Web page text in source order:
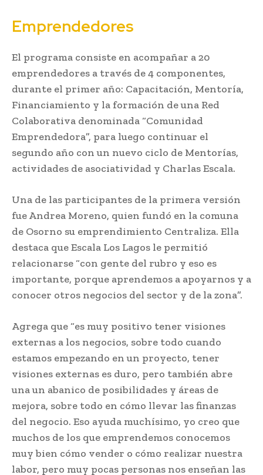
Emprendedores
El programa consiste en acompañar a 20
emprendedores a través de 4 componentes,
durante el primer año: Capacitación, Mentoría,
Financiamiento y la formación de una Red
Colaborativa denominada “Comunidad
Emprendedora”, para luego continuar el
segundo año con un nuevo ciclo de Mentorías,
actividades de asociatividad y Charlas Escala.
Una de las participantes de la primera versión
fue Andrea Moreno, quien fundó en la comuna
de Osorno su emprendimiento Centraliza. Ella
destaca que Escala Los Lagos le permitió
relacionarse “con gente del rubro y eso es
importante, porque aprendemos a apoyarnos y a
conocer otros negocios del sector y de la zona”.
Agrega que “es muy positivo tener visiones
externas a los negocios, sobre todo cuando
estamos empezando en un proyecto, tener
visiones externas es duro, pero también abre
una un abanico de posibilidades y áreas de
mejora, sobre todo en cómo llevar las finanzas
del negocio. Eso ayuda muchísimo, yo creo que
muchos de los que emprendemos conocemos
muy bien cómo vender o cómo realizar nuestra
labor, pero muy pocas personas nos enseñan las